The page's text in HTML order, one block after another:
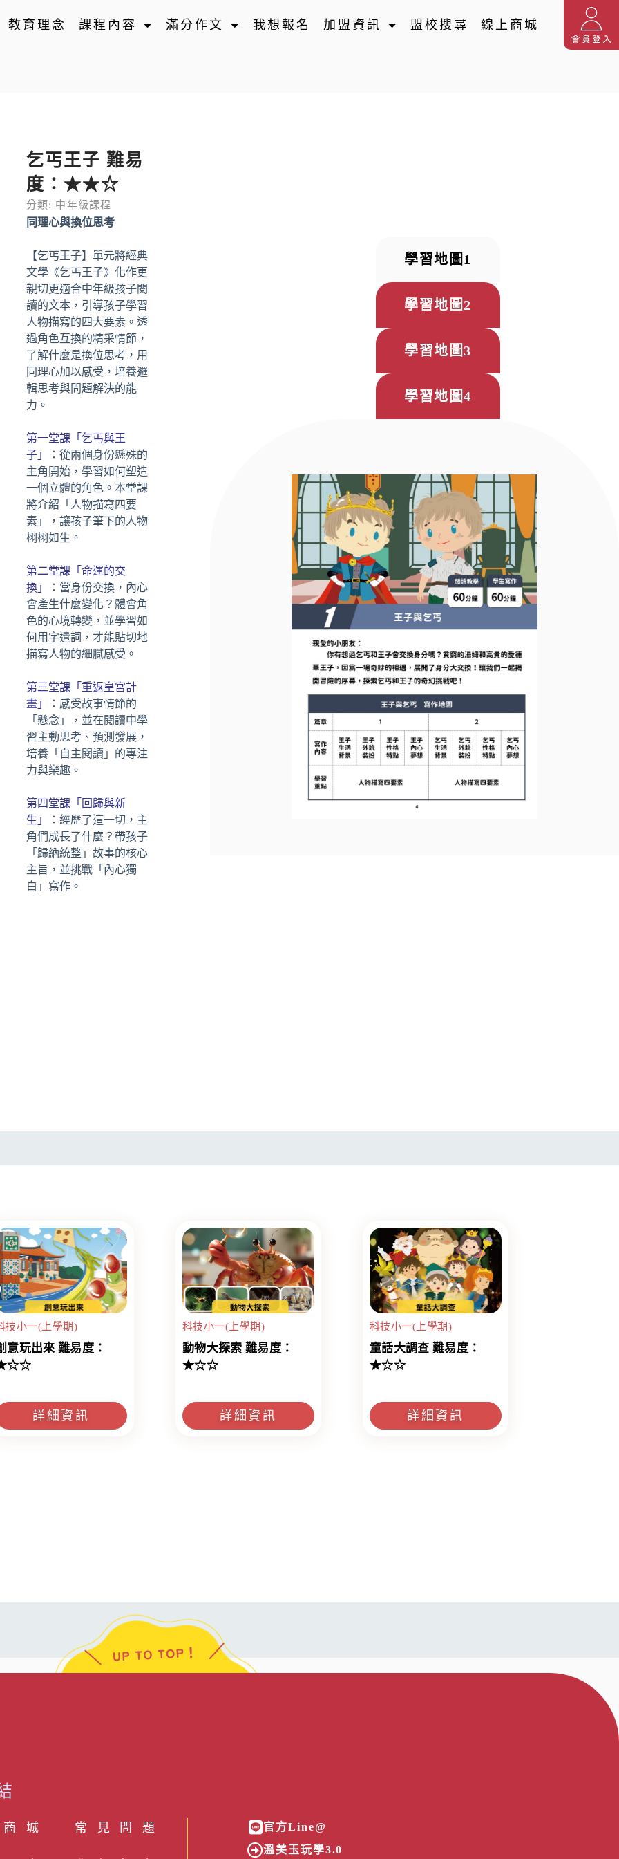
教育理念 課程內容 滿分作文 我想報名 加盟資訊 盟校搜尋 線上商城
乞丐王子 難易
度：★★☆
分類: 中年級課程
同理心與換位思考
【乞丐王子】單元將經典
文學《乞丐王子》化作更
親切更適合中年級孩子閱
讀的文本，引導孩子學習
人物描寫的四大要素。透
過角色互換的精采情節，
了解什麼是換位思考，用
同理心加以感受，培養邏
輯思考與問題解決的能
力。
第一堂課「乞丐與王
子」
：從兩個身份懸殊的
主角開始，學習如何塑造
一個立體的角色。本堂課
將介紹「人物描寫四要
素」，讓孩子筆下的人物
栩栩如生。
第二堂課「命運的交
換」
：當身份交換，內心
會產生什麼變化？體會角
色的心境轉變，並學習如
何用字遣詞，才能貼切地
描寫人物的細膩感受。
第三堂課「重返皇宮計
畫」
：感受故事情節的
「懸念」，並在閱讀中學
習主動思考、預測發展，
培養「自主閱讀」的專注
力與樂趣。
第四堂課「回歸與新
生」
：經歷了這一切，主
角們成長了什麼？帶孩子
「歸納統整」故事的核心
主旨，並挑戰「內心獨
白」寫作。
學習地圖1
學習地圖2
學習地圖3
學習地圖4
技小一(上學期)
意玩出來 難易度：
詳細資訊
科技小一(上學期)
動物大探索 難易度：
★☆☆
詳細資訊
科技小一(上學期)
童話大調查 難易度：
★☆☆
詳細資訊
城 常見問題
官方Line@
溫美玉玩學3.0